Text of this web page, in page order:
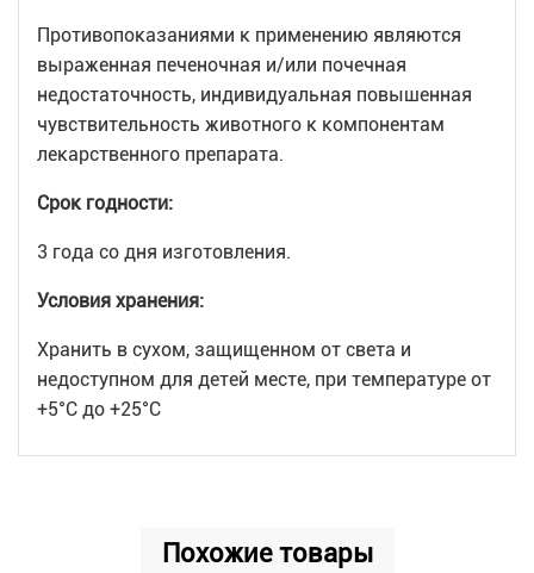
Противопоказаниями к применению являются
выраженная печеночная и/или почечная
недостаточность, индивидуальная повышенная
чувствительность животного к компонентам
лекарственного препарата.
Срок годности:
3 года со дня изготовления.
Условия хранения:
Хранить в сухом, защищенном от света и
недоступном для детей месте, при температуре от
+5°С до +25°С
Похожие товары